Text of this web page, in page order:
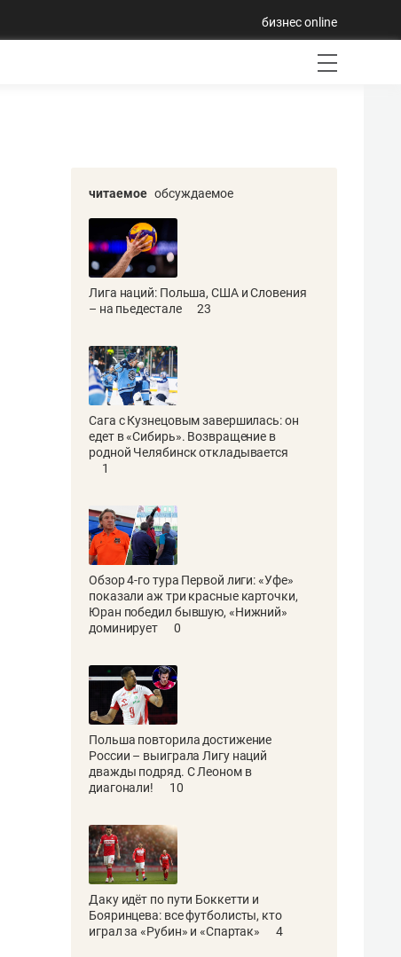
бизнес online
читаемое обсуждаемое
Лига наций: Польша, США и Словения
– на пьедестале
23
Сага с Кузнецовым завершилась: он
едет в «Сибирь». Возвращение в
родной Челябинск откладывается
1
Обзор 4-го тура Первой лиги: «Уфе»
показали аж три красные карточки,
Юран победил бывшую, «Нижний»
доминирует
0
Польша повторила достижение
России – выиграла Лигу наций
дважды подряд. С Леоном в
диагонали!
10
Даку идёт по пути Боккетти и
Бояринцева: все футболисты, кто
играл за «Рубин» и «Спартак»
4